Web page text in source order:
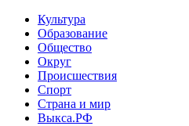
Культура
Образование
Общество
Округ
Происшествия
Спорт
Страна и мир
Выкса.РФ